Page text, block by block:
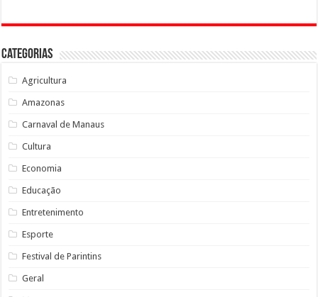
Categorias
Agricultura
Amazonas
Carnaval de Manaus
Cultura
Economia
Educação
Entretenimento
Esporte
Festival de Parintins
Geral